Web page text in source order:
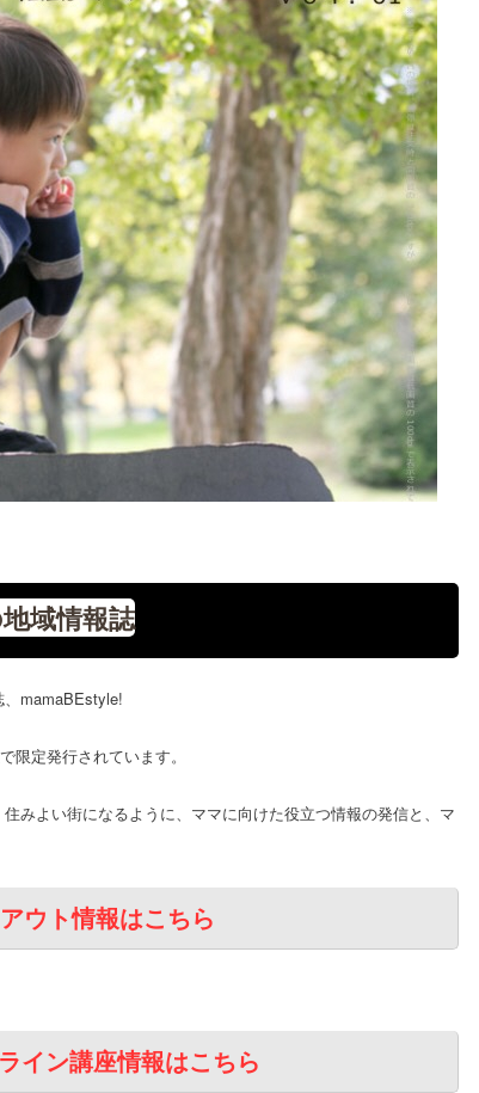
域情報誌
mamaBEstyle!
限定発行されています。
みよい街になるように、ママに向けた役立つ情報の発信と、マ
ウト情報はこちら
ン講座情報はこちら